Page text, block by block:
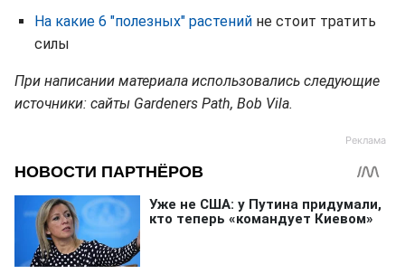
На какие 6 "полезных" растений не стоит тратить
силы
При написании материала использовались следующие
источники: сайты Gardeners Path, Bob Vila.